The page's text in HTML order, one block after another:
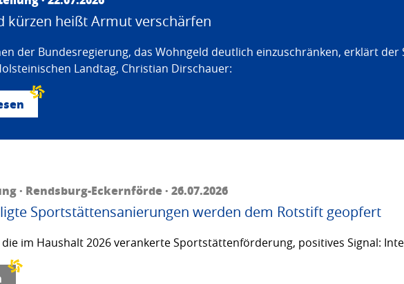
kürzen heißt Armut verschärfen
der Bundesregierung, das Wohngeld deutlich einzuschränken, erklärt der
Landtag, Christian Dirschauer:
· Rendsburg-Eckernförde · 26.07.2026
Sportstättensanierungen werden dem Rotstift geopfert
im Haushalt 2026 verankerte Sportstättenförderung, positives Signal: